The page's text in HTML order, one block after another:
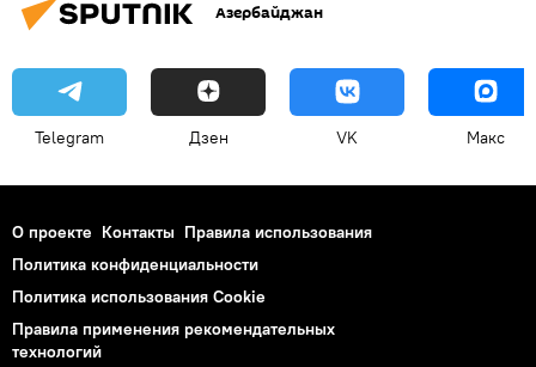
Азербайджан
Telegram Дзен VK Макс
О проекте Контакты Правила использования
Политика конфиденциальности
Политика использования Cookie
Правила применения рекомендательных
технологий